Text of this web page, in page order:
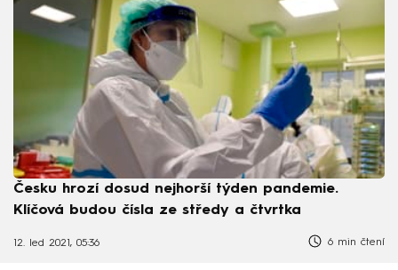
Česku hrozí dosud nejhorší týden pandemie.
Klíčová budou čísla ze středy a čtvrtka
12. led 2021, 05:36 6 min čtení